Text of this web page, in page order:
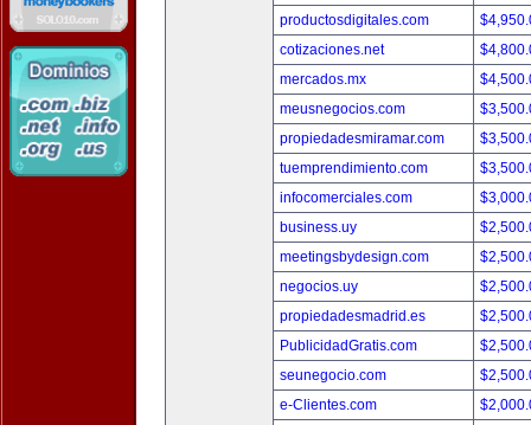
productosdigitales.com
cotizaciones.net
mercados.mx
meusnegocios.com
propiedadesmiramar.com
tuemprendimiento.com
infocomerciales.com
business.uy
meetingsbydesign.com
negocios.uy
propiedadesmadrid.es
PublicidadGratis.com
seunegocio.com
e-Clientes.com